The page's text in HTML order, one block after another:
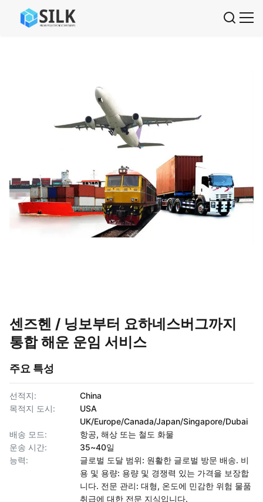
센즈헨 / 닝보부터 요하네스버그까지
통합 해운 운임 서비스
주요 특성
선적지:
China
목적지 도시:
USA
UK/Europe/Canada/Japan/Singapore/Dubai
배송 모드:
항공, 해상 또는 철도 화물
운송 시간:
35~40일
능력:
글로벌 도달 범위: 원활한 글로벌 방문 배송. 비
용 및 용량: 용량 및 경쟁력 있는 가격을 보장합
니다. 전문 관리: 대형, 온도에 민감한 위험 물품
취급에 대한 전문 지식입니다.